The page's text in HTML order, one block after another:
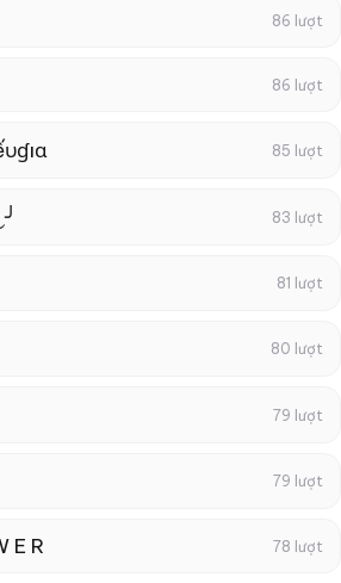
86 lượt
86 lượt
85 lượt
83 lượt
81 lượt
80 lượt
79 lượt
79 lượt
E R 78 lượt